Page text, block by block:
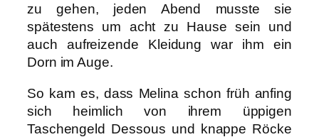
zu gehen, jeden Abend musste sie
spätestens um acht zu Hause sein und
auch aufreizende Kleidung war ihm ein
Dorn im Auge.
So kam es, dass Melina schon früh anfing
sich heimlich von ihrem üppigen
Taschengeld Dessous und knappe Röcke